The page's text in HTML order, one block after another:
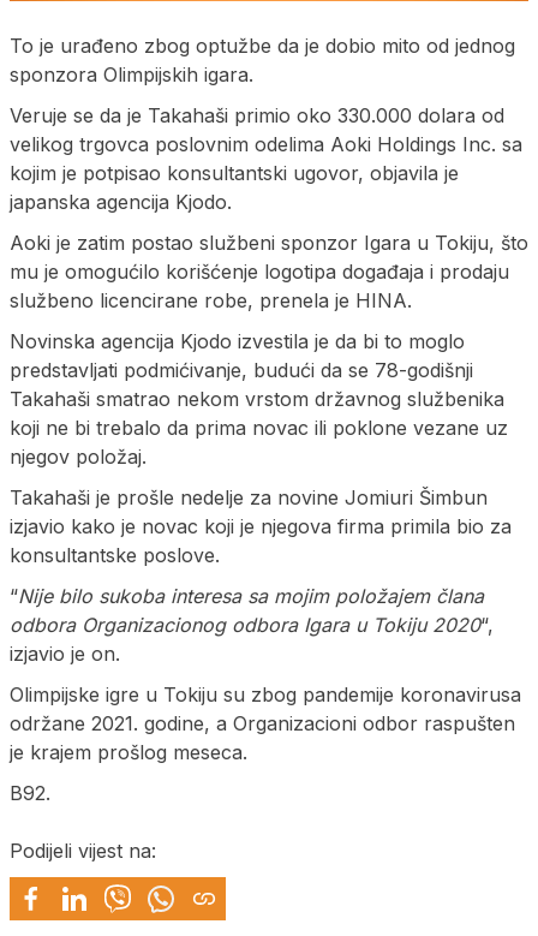
To je urađeno zbog optužbe da je dobio mito od jednog
sponzora Olimpijskih igara.
Veruje se da je Takahaši primio oko 330.000 dolara od
velikog trgovca poslovnim odelima Aoki Holdings Inc. sa
kojim je potpisao konsultantski ugovor, objavila je
japanska agencija Kjodo.
Aoki je zatim postao službeni sponzor Igara u Tokiju, što
mu je omogućilo korišćenje logotipa događaja i prodaju
službeno licencirane robe, prenela je HINA.
Novinska agencija Kjodo izvestila je da bi to moglo
predstavljati podmićivanje, budući da se 78-godišnji
Takahaši smatrao nekom vrstom državnog službenika
koji ne bi trebalo da prima novac ili poklone vezane uz
njegov položaj.
Takahaši je prošle nedelje za novine Jomiuri Šimbun
izjavio kako je novac koji je njegova firma primila bio za
konsultantske poslove.
“Nije bilo sukoba interesa sa mojim položajem člana
odbora Organizacionog odbora Igara u Tokiju 2020“,
izjavio je on.
Olimpijske igre u Tokiju su zbog pandemije koronavirusa
održane 2021. godine, a Organizacioni odbor raspušten
je krajem prošlog meseca.
B92.
Podijeli vijest na: